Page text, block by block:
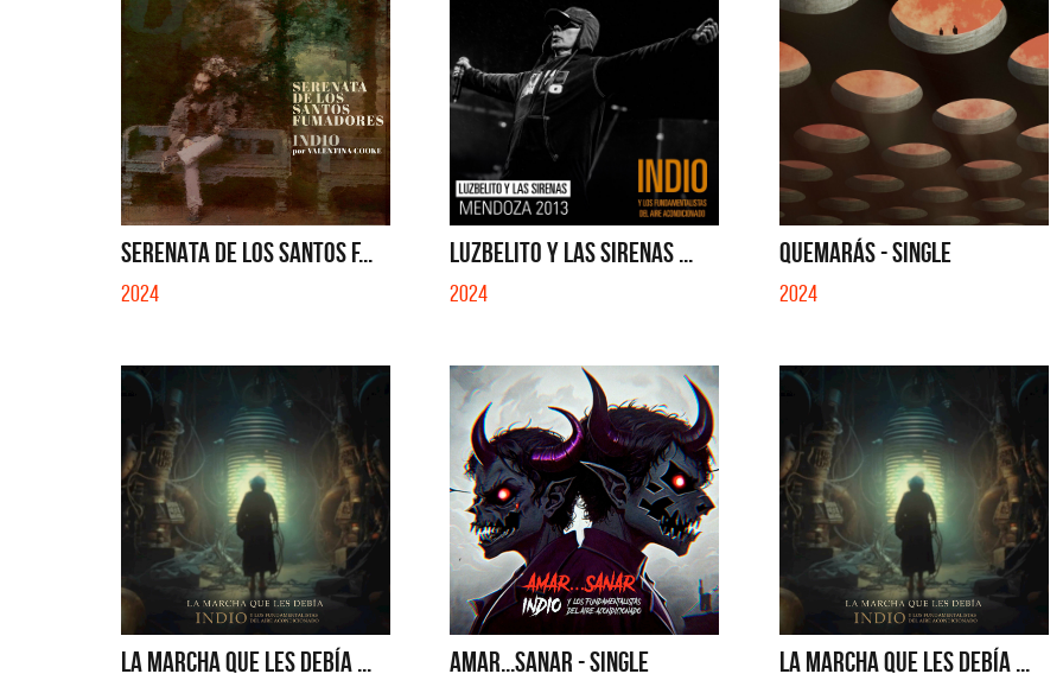
SERENATA DE LOS SANTOS F...
2024
LUZBELITO Y LAS SIRENAS ...
2024
QUEMARÁS - SINGLE
2024
LA MARCHA QUE LES DEBÍA ... AMAR...SANAR - SINGLE LA MARCHA QUE LES DEBÍA ...
SI NO ES CON VOS - SINGLE